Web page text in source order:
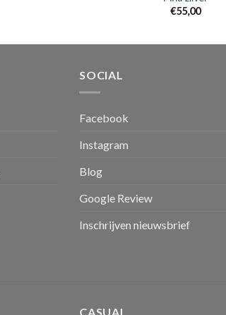
€55,00
SOCIAL
Facebook
Instagram
Blog
Google Review
Inschrijven nieuwsbrief
CASUAL